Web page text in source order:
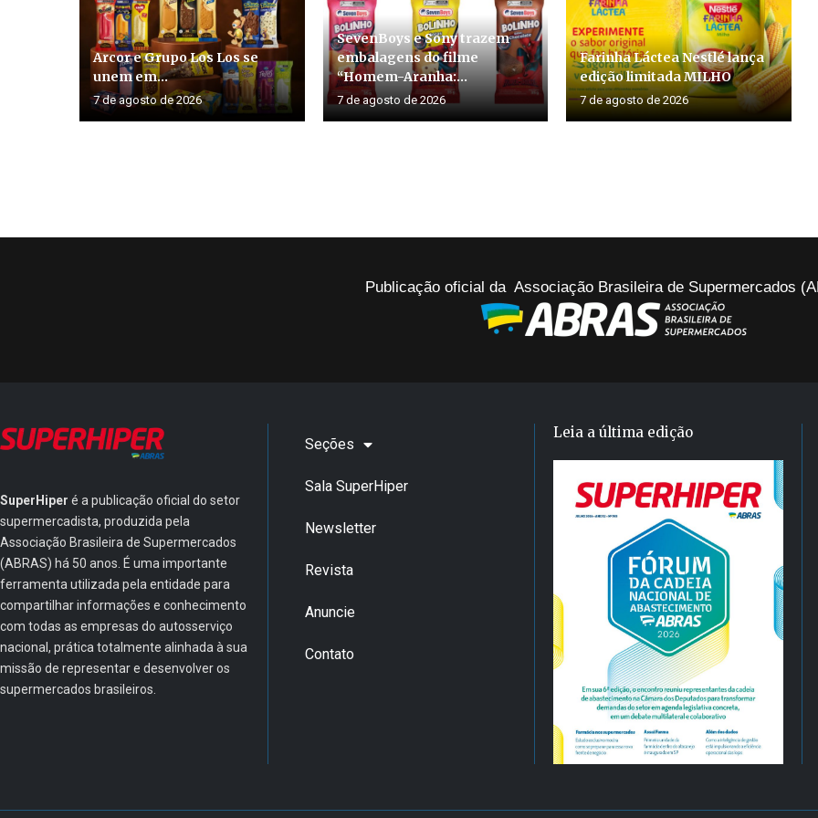
Arcor e Grupo Los Los se
unem em...
7 de agosto de 2026
SevenBoys e Sony trazem
embalagens do filme
“Homem-Aranha:...
7 de agosto de 2026
Farinha Láctea Nestlé lança
edição limitada MILHO
7 de agosto de 2026
Publicação oficial da Associação Brasileira de Supermercados
SuperHiper é a publicação oficial do setor
supermercadista, produzida pela
Associação Brasileira de Supermercados
(ABRAS) há 50 anos. É uma importante
ferramenta utilizada pela entidade para
compartilhar informações e conhecimento
com todas as empresas do autosserviço
nacional, prática totalmente alinhada à sua
missão de representar e desenvolver os
supermercados brasileiros.
Seções
Sala SuperHiper
Newsletter
Revista
Anuncie
Contato
Leia a última edição